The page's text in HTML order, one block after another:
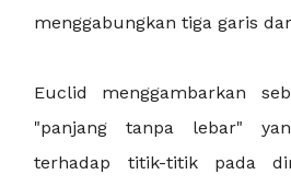
menggabungkan tiga garis
Euclid menggambarkan
"panjang tanpa lebar"
terhadap titik-titik pada